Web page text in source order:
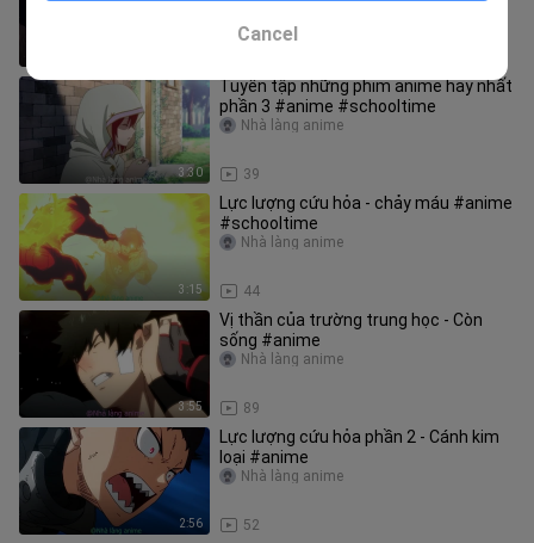
3:30
Tuyển tập những phim anime hay nhất
phần 3 #anime #schooltime
39
Nhà làng anime
3:15
Lực lượng cứu hỏa - chảy máu #anime
#schooltime
44
Nhà làng anime
3:55
Vị thần của trường trung học - Còn
sống #anime
89
Nhà làng anime
2:56
Lực lượng cứu hỏa phần 2 - Cánh kim
loại #anime
52
Nhà làng anime
Cancel